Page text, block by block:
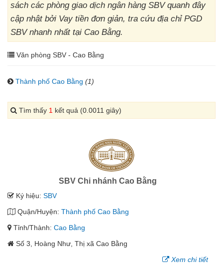
sách các phòng giao dịch ngân hàng SBV quanh đây
cập nhật bởi Vay tiền đơn giản, tra cứu địa chỉ PGD
SBV nhanh nhất tại Cao Bằng.
Văn phòng SBV - Cao Bằng
Thành phố Cao Bằng (1)
Tìm thấy 1 kết quả (0.0011 giây)
SBV Chi nhánh Cao Bằng
Ký hiệu: SBV
Quận/Huyện: Thành phố Cao Bằng
Tỉnh/Thành: Cao Bằng
Số 3, Hoàng Như, Thị xã Cao Bằng
Xem chi tiết